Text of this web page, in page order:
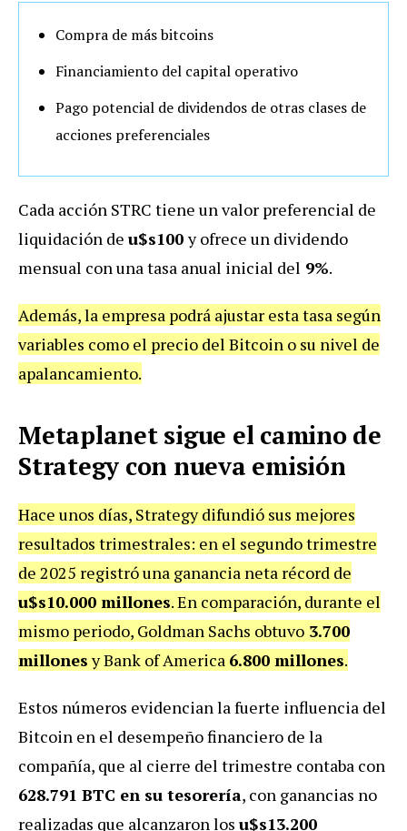
Compra de más bitcoins
Financiamiento del capital operativo
Pago potencial de dividendos de otras clases de
acciones preferenciales
Cada acción STRC tiene un valor preferencial de
liquidación de u$s100y ofrece un dividendo
mensual con una tasa anual inicial del 9%.
Además, la empresa podrá ajustar esta tasa según
variables como el precio del Bitcoin o su nivel de
apalancamiento.
Metaplanet sigue el camino de
Strategy con nueva emisión
Hace unos días, Strategy difundió sus mejores
resultados trimestrales: en el segundo trimestre
de 2025 registró una ganancia neta récord de
u$s10.000 millones. En comparación, durante el
mismo periodo, Goldman Sachs obtuvo 3.700
millonesy Bank of America 6.800 millones.
Estos números evidencian la fuerte influencia del
Bitcoin en el desempeño financiero de la
compañía, que al cierre del trimestre contaba con
628.791 BTC en su tesorería, con ganancias no
realizadas que alcanzaron los u$s13.200